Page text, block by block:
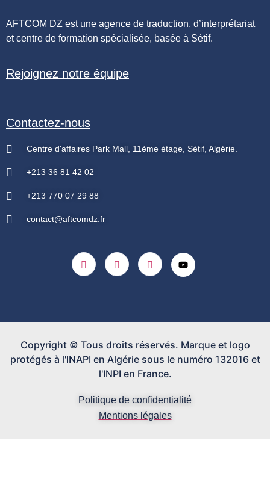
AFTCOM DZ est une agence de traduction, d’interprétariat
et centre de formation spécialisée, basée à Sétif.
Rejoignez notre équipe
Contactez-nous
Centre d'affaires Park Mall, 11ème étage, Sétif, Algérie.
+213 36 81 42 02
+213 770 07 29 88
contact@aftcomdz.fr
Copyright © Tous droits réservés. Marque et logo
protégés à l'INAPI en Algérie sous le numéro 132016 et
l'INPI en France.
Politique de confidentialité
Mentions légales